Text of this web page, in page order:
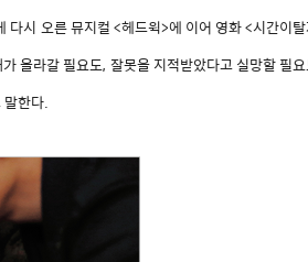
시 오른 뮤지컬 <헤드윅>에 이어 영화 <시간이
올라갈 필요도, 잘못을 지적받았다고 실망할 필
한다.